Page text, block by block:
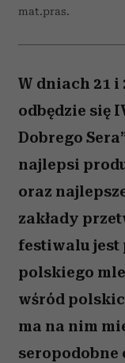
mat.pras.
W dniach 21 i
odbędzie się
Dobrego
najlepsi
oraz
zakłady
festiwalu jest
polskiego
wśród
ma na nim
seropodobne